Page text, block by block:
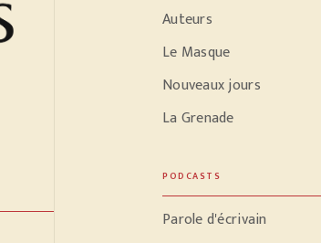
Auteurs
Le Masque
Nouveaux jours
La Grenade
PODCASTS
Parole d'écrivain